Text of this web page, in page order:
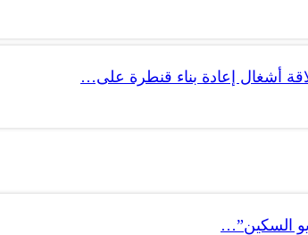
أشغال إعادة بناء قنطرة على…
السكين”…